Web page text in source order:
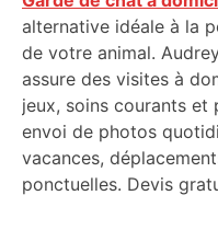
alternative idéale à la
de votre animal.
assure des visites à
jeux, soins courants et
envoi de photos
vacances,
ponctuelles. Devis